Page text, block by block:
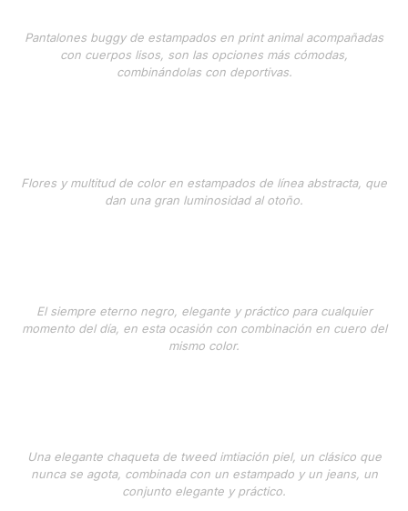
Pantalones buggy de estampados en print animal acompañadas
con cuerpos lisos, son las opciones más cómodas,
combinándolas con deportivas.
Flores y multitud de color en estampados de línea abstracta, que
dan una gran luminosidad al otoño.
El siempre eterno negro, elegante y práctico para cualquier
momento del día, en esta ocasión con combinación en cuero del
mismo color.
Una elegante chaqueta de tweed imtiación piel, un clásico que
nunca se agota, combinada con un estampado y un jeans, un
conjunto elegante y práctico.